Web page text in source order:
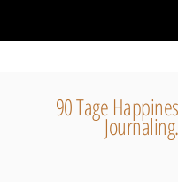
90 Tage
Journaling.